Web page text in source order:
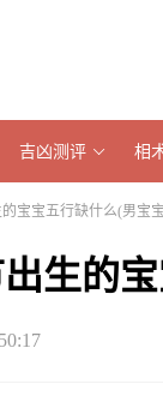
吉凶测评 相
的宝宝五行缺什么(男宝
生的